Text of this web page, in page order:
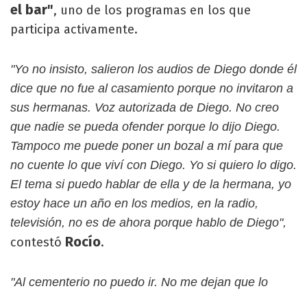
el bar", uno de los programas en los que
participa activamente.
"Yo no insisto, salieron los audios de Diego donde él
dice que no fue al casamiento porque no invitaron a
sus hermanas. Voz autorizada de Diego. No creo
que nadie se pueda ofender porque lo dijo Diego.
Tampoco me puede poner un bozal a mí para que
no cuente lo que viví con Diego. Yo si quiero lo digo.
El tema si puedo hablar de ella y de la hermana, yo
estoy hace un año en los medios, en la radio,
televisión, no es de ahora porque hablo de Diego",
contestó Rocío.
"Al cementerio no puedo ir. No me dejan que lo